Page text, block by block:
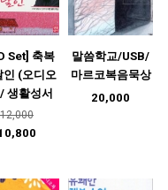
Set] 축복
인 (오디오
생활성서
12,000
말씀학교/USB/
마르코복음묵상
20,000